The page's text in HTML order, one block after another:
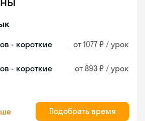
- короткие
от 1077 ₽ / урок
- короткие
от 893 ₽ / урок
Подобрать время